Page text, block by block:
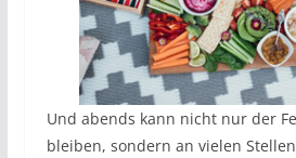
Und abends kann nicht nur der
bleiben, sondern an vielen